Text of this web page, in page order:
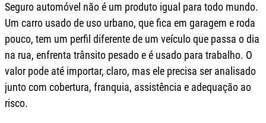
Seguro automóvel não é um produto igual para todo mundo.
Um carro usado de uso urbano, que fica em garagem e roda
pouco, tem um perfil diferente de um veículo que passa o dia
na rua, enfrenta trânsito pesado e é usado para trabalho. O
valor pode até importar, claro, mas ele precisa ser analisado
junto com cobertura, franquia, assistência e adequação ao
risco.